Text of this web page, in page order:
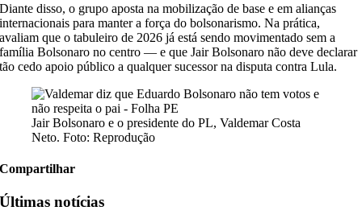
Diante disso, o grupo aposta na mobilização de base e em alianças
internacionais para manter a força do bolsonarismo. Na prática,
avaliam que o tabuleiro de 2026 já está sendo movimentado sem a
família Bolsonaro no centro — e que Jair Bolsonaro não deve declarar
tão cedo apoio público a qualquer sucessor na disputa contra Lula.
Jair Bolsonaro e o presidente do PL, Valdemar Costa
Neto. Foto: Reprodução
Compartilhar
Últimas notícias